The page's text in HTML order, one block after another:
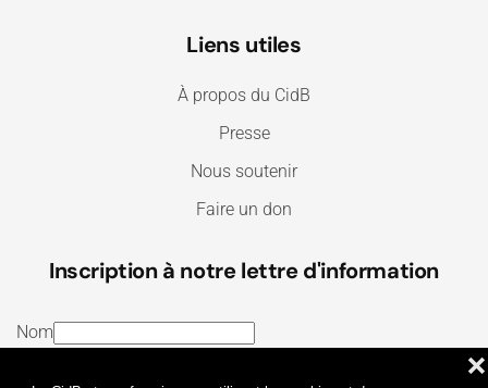
❌
Liens utiles
À propos du CidB
Presse
Nous soutenir
Faire un don
Inscription à notre lettre d'information
Nom